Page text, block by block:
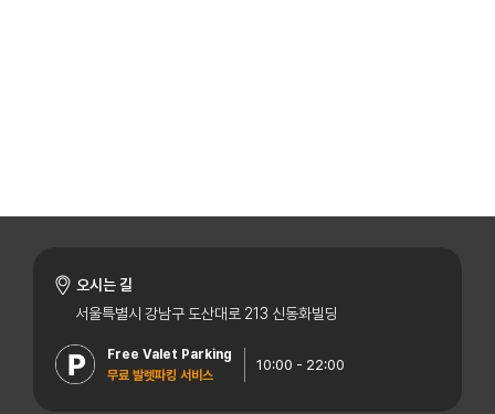
오시는 길
서울특별시 강남구 도산대로 213 신동화빌딩
Free Valet Parking
무료 발렛파킹 서비스
10:00 - 22:00